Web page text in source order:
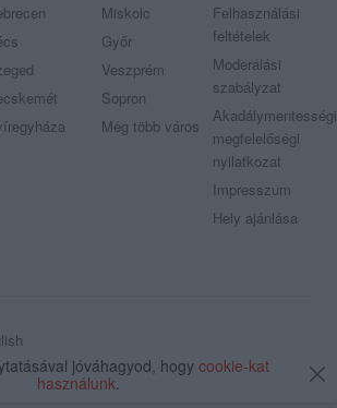
Miskolc
Győr
Veszprém
Sopron
Még több város
Felhasználási
feltételek
Moderálási
szabályzat
Akadálymentességi
megfelelőségi
nyilatkozat
Impresszum
Hely ajánlása
- Minden jog fenntartva
jóváhagyod, hogy cookie-kat
használunk.